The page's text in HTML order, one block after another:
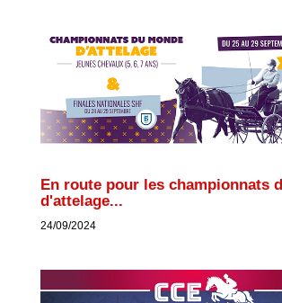
En route pour les championnats
d'attelage...
24/09/2024